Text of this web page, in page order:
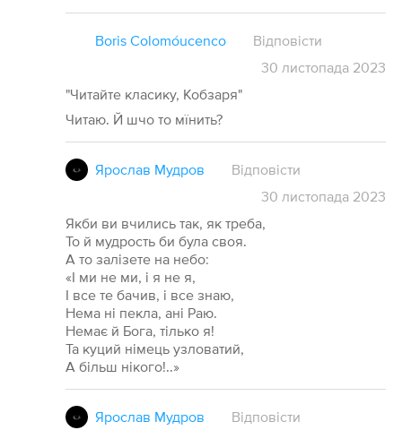
Boris Colomóucenco
Відповісти
30 листопада 2023
"Читайте класику, Кобзаря"
Читаю. Й шчо то мїнить?
Ярослав Мудров
Відповісти
30 листопада 2023
Якби ви вчились так, як треба,
То й мудрость би була своя.
А то залізете на небо:
«І ми не ми, і я не я,
І все те бачив, і все знаю,
Нема ні пекла, ані Раю.
Немає й Бога, тілько я!
Та куций німець узловатий,
А більш нікого!..»
Ярослав Мудров
Відповісти